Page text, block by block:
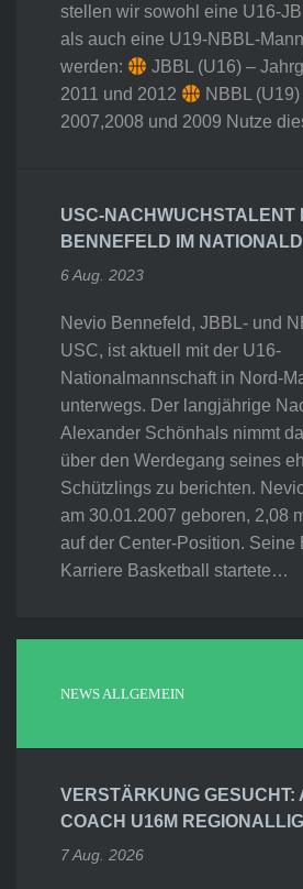
stellen wir sowohl eine U16-
als auch eine U19-NBBL-
werden:
JBBL (U16) –
2011 und 2012
NBBL
2007,2008 und 2009 Nutze
USC-NACHWUCHSTALENT
BENNEFELD IM
6 Aug. 2023
Nevio Bennefeld, JBBL- und
USC, ist aktuell mit der U16-
Nationalmannschaft in Nord-
unterwegs. Der langjährige
Alexander Schönhals nimmt
über den Werdegang seines
Schützlings zu berichten.
am 30.01.2007 geboren, 2,08
auf der Center-Position. Seine
Karriere Basketball startete…
NEWS ALLGEMEIN
VERSTÄRKUNG GESUCHT:
COACH U16M
7 Aug. 2026